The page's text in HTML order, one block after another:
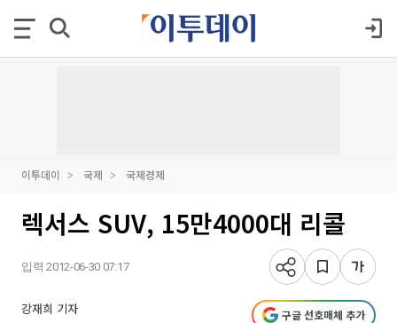
이투데이 국제 국제경제
렉서스 SUV, 15만4000대 리콜
입력 2012-06-30 07:17
강재희 기자 구글 선호매체 추가